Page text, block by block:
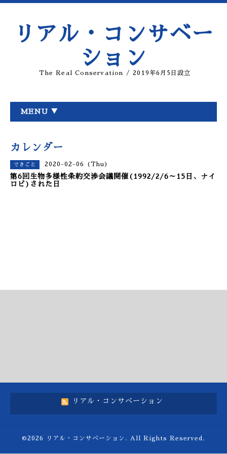
リアル・コンサベー
ション
The Real Conservation / 2019年6月5日設立
MENU ▼
カレンダー
できごと 2020-02-06 (Thu)
第6回生物多様性条約交渉会議開催(1992/2/6～15日、ナイ
ロビ)された日
リアル・コンサベーション
©2026 リアル・コンサベーション . All Rights Reserved.